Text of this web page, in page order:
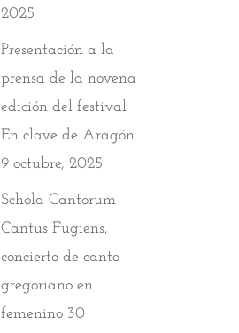
2025
Presentación a la
prensa de la novena
edición del festival
En clave de Aragón
9 octubre, 2025
Schola Cantorum
Cantus Fugiens,
concierto de canto
gregoriano en
femenino 30